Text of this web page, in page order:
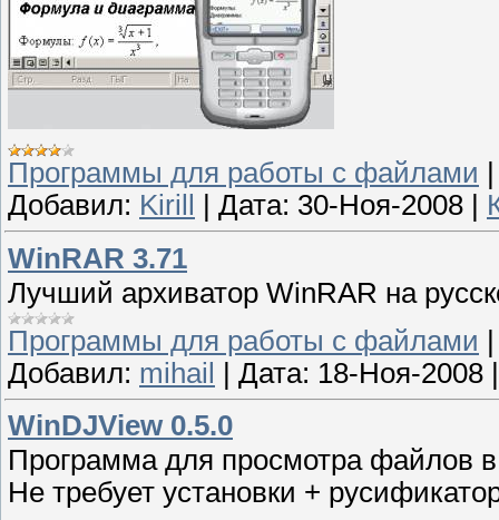
Программы для работы с файлами
Добавил: Kirill Дата: 30-Ноя-2008
WinRAR 3.71
Лучший архиватор WinRAR на
Программы для работы с файлами
Добавил: mihail | Дата: 18-Ноя-2008
WinDJView 0.5.0
Программа для просмотра файлов
Не требует установки +